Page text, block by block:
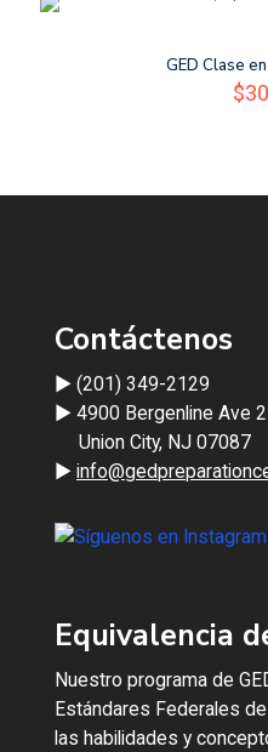
GED Clase
$
Contáctenos
► (201) 349-2129
► 4900 Bergenline Ave
Union City, NJ 07087
►
Equivalencia
Nuestro programa de
Estándares Federales
las habilidades y